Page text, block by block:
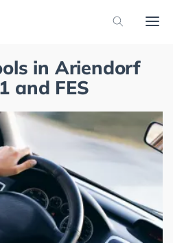
in Ariendorf
and FES